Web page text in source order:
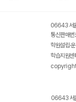
06643 서
통신판매
학원설립·
학습지원
06643 서